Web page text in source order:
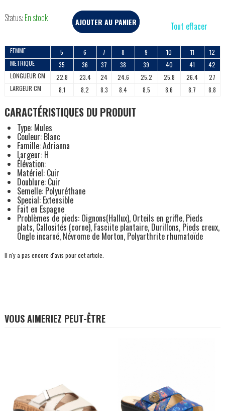
Status: En stock AJOUTER AU PANIER Tout effacer
FEMME 5 6 7 8 9 10 11
12
METRIQUE
35 36 37 38 39 40 41
42
LONGUEUR CM
22.8 23.4 24 24.6 25.2 25.8 26.4
27
LARGEUR CM
8.1 8.2 8.3 8.4 8.5 8.6 8.7 8.8
CARACTÉRISTIQUES DU PRODUIT
Type: Mules
Couleur: Blanc
Famille: Adrianna
Largeur: H
Élévation:
Matériel: Cuir
Doublure: Cuir
Semelle: Polyuréthane
Special: Extensible
Fait en Espagne
Problèmes de pieds: Oignons(Hallux), Orteils en griffe, Pieds
plats, Callosités (corne), Fasciite plantaire, Durillons, Pieds creux,
Ongle incarné, Névrome de Morton, Polyarthrite rhumatoïde
Il n'y a pas encore d'avis pour cet article.
VOUS AIMERIEZ PEUT-ÊTRE